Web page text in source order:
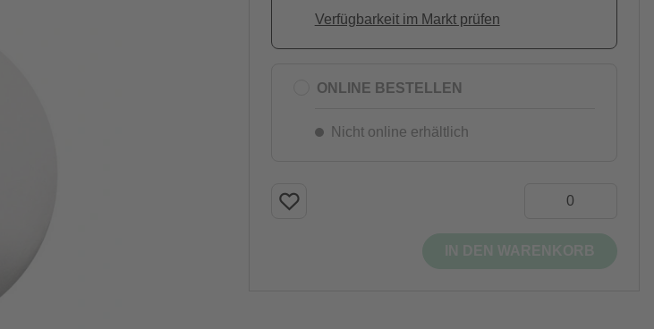
Verfügbarkeit im Markt prüfen
ONLINE BESTELLEN
Nicht online erhältlich